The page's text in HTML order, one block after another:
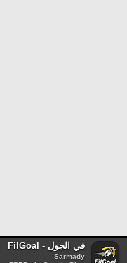
في الجول - FilGoal
Sarmady